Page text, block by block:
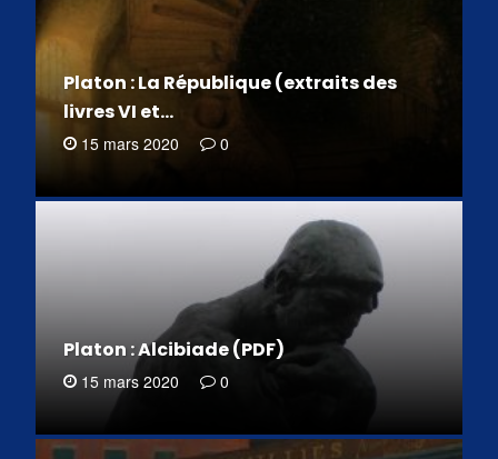
Platon : La République (extraits des
livres VI et…
15 mars 2020 0
Platon : Alcibiade (PDF)
15 mars 2020 0